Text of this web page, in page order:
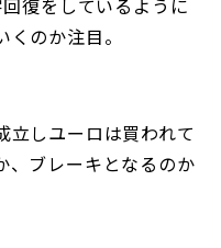
復をしているように
のか注目。
立しユーロは買われて
、ブレーキとなるのか